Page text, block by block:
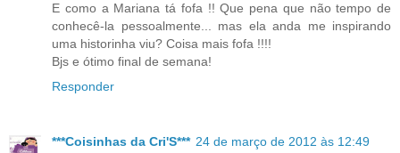
E como a Mariana tá fofa !! Que pena que não tempo de
conhecê-la pessoalmente... mas ela anda me inspirando
uma historinha viu? Coisa mais fofa !!!!
Bjs e ótimo final de semana!
Responder
***Coisinhas da Cri'S*** 24 de março de 2012 às 12:49